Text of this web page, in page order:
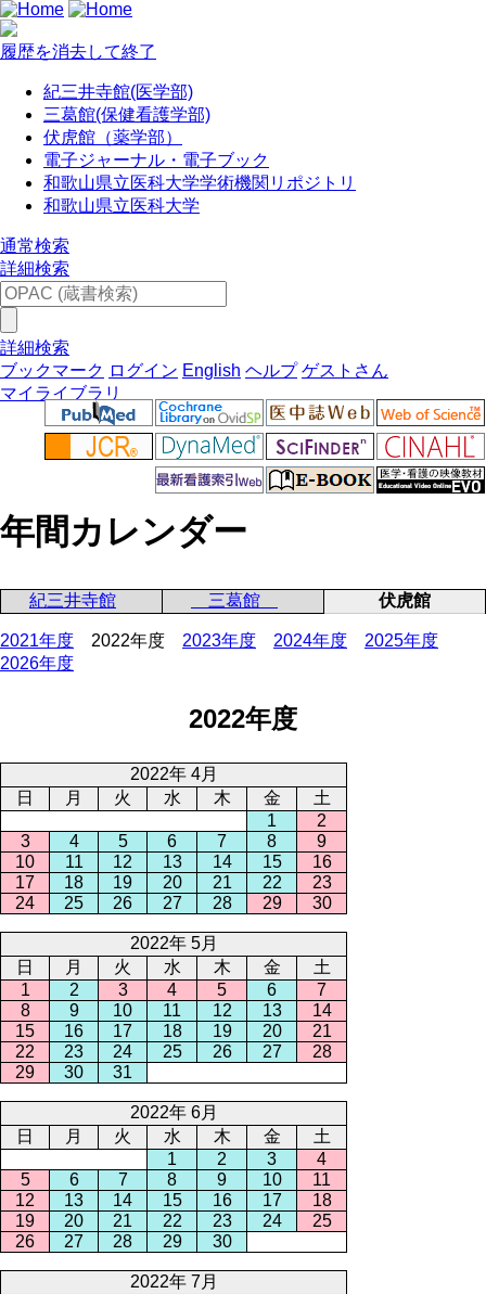
履歴を消去して終了
紀三井寺館(医学部)
三葛館(保健看護学部)
伏虎館（薬学部）
電子ジャーナル・電子ブック
和歌山県立医科大学学術機関リポジトリ
和歌山県立医科大学
通常検索
詳細検索
詳細検索
ブックマーク ログイン English ヘルプ ゲストさん
マイライブラリ
年間カレンダー
紀三井寺館 三葛館 伏虎館
2021年度 2022年度 2023年度 2024年度
2025年度
2026年度
2022年度
2022年 4月
日
月 火 水 木 金
土
1
2
3
4 5 6 7 8
9
10
11 12 13 14 15
16
17
18 19 20 21 22
23
24
25 26 27 28 29 30
2022年 5月
日
月 火 水 木 金
土
1
2 3 4 5 6
7
8
9 10 11 12 13
14
15
16 17 18 19 20
21
22
23 24 25 26 27
28
29
30 31
2022年 6月
日
月 火 水 木 金
土
1
2 3
4
5
6 7 8 9 10
11
12
13 14 15 16 17
18
19
20 21 22 23 24
25
26
27 28 29 30
2022年 7月